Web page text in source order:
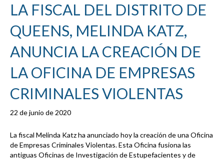
LA FISCAL DEL DISTRITO DE
QUEENS, MELINDA KATZ,
ANUNCIA LA CREACIÓN DE
LA OFICINA DE EMPRESAS
CRIMINALES VIOLENTAS
22 de junio de 2020
La fiscal Melinda Katz ha anunciado hoy la creación de una Oficina
de Empresas Criminales Violentas. Esta Oficina fusiona las
antiguas Oficinas de Investigación de Estupefacientes y de